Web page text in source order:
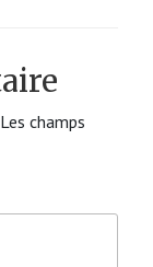
Les champs